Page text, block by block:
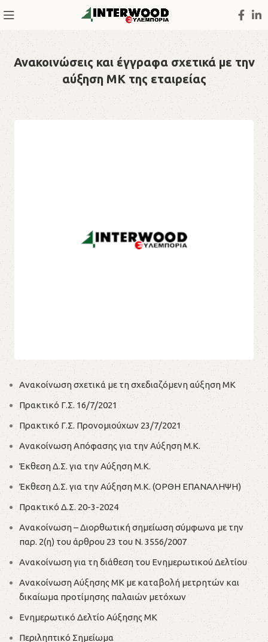
Ανακοινώσεις και έγγραφα σχετικά με την
αύξηση ΜΚ της εταιρείας
Ανακοίνωση σχετικά με τη σχεδιαζόμενη αύξηση ΜΚ
Πρακτικό Γ.Σ. 16/7/2021
Πρακτικό Γ.Σ. Προνομιούχων 23/7/2021
Ανακοίνωση Απόφασης για την Αύξηση Μ.Κ.
Έκθεση Δ.Σ. για την Αύξηση Μ.Κ.
Έκθεση Δ.Σ. για την Αύξηση Μ.Κ. (ΟΡΘΗ ΕΠΑΝΑΛΗΨΗ)
Πρακτικό Δ.Σ. 20-3-2024
Ανακοίνωση – Διορθωτική σημείωση σύμφωνα με την
παρ. 2(η) του άρθρου 23 του Ν. 3556/2007
Ανακοίνωση για τη διάθεση του Ενημερωτικού Δελτίου
Ανακοίνωση Αύξησης ΜΚ με καταβολή μετρητών και
δικαίωμα προτίμησης παλαιών μετόχων
Ενημερωτικό Δελτίο Αύξησης ΜΚ
Περιληπτικό Σημείωμα